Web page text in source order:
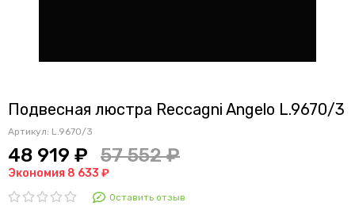
Подвесная люстра Reccagni Angelo L.9670/3
Артикул: L.9670/3
48 919 ₽ 57 552 ₽
Экономия 8 633 ₽
Оставить отзыв